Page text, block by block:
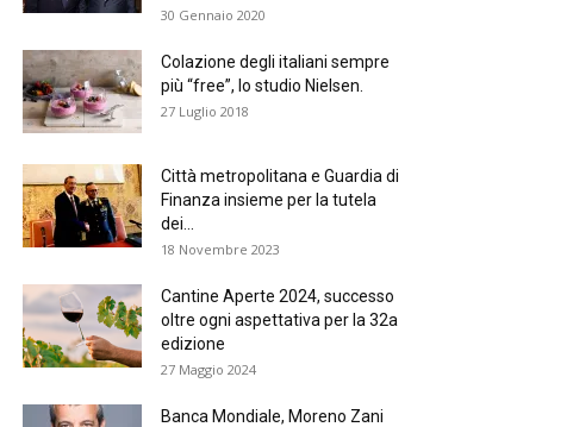
30 Gennaio 2020
Colazione degli italiani sempre
più “free”, lo studio Nielsen.
27 Luglio 2018
Città metropolitana e Guardia di
Finanza insieme per la tutela
dei...
18 Novembre 2023
Cantine Aperte 2024, successo
oltre ogni aspettativa per la 32a
edizione
27 Maggio 2024
Banca Mondiale, Moreno Zani